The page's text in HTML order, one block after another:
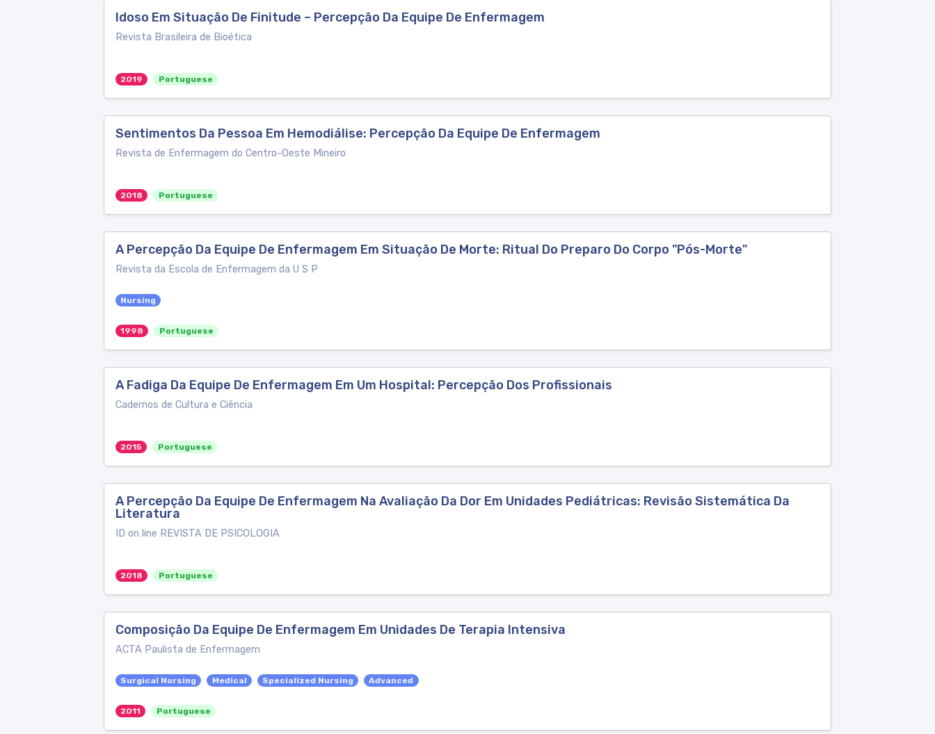
Idoso Em Situação De Finitude – Percepção Da Equipe De Enfermagem
Revista Brasileira de Bioética
2019 Portuguese
Sentimentos Da Pessoa Em Hemodiálise: Percepção Da Equipe De Enfermagem
Revista de Enfermagem do Centro-Oeste Mineiro
2018 Portuguese
A Percepção Da Equipe De Enfermagem Em Situação De Morte: Ritual Do Preparo Do Corpo "Pós-Morte"
Revista da Escola de Enfermagem da U S P
Nursing
1998 Portuguese
A Fadiga Da Equipe De Enfermagem Em Um Hospital: Percepção Dos Profissionais
Cadernos de Cultura e Ciência
2015 Portuguese
A Percepção Da Equipe De Enfermagem Na Avaliação Da Dor Em Unidades Pediátricas: Revisão Sistemática Da
Literatura
ID on line REVISTA DE PSICOLOGIA
2018 Portuguese
Composição Da Equipe De Enfermagem Em Unidades De Terapia Intensiva
ACTA Paulista de Enfermagem
Surgical Nursing Medical Specialized Nursing Advanced
2011 Portuguese